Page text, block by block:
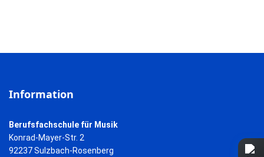
Information
Berufsfachschule für Musik
Konrad-Mayer-Str. 2
92237 Sulzbach-Rosenberg